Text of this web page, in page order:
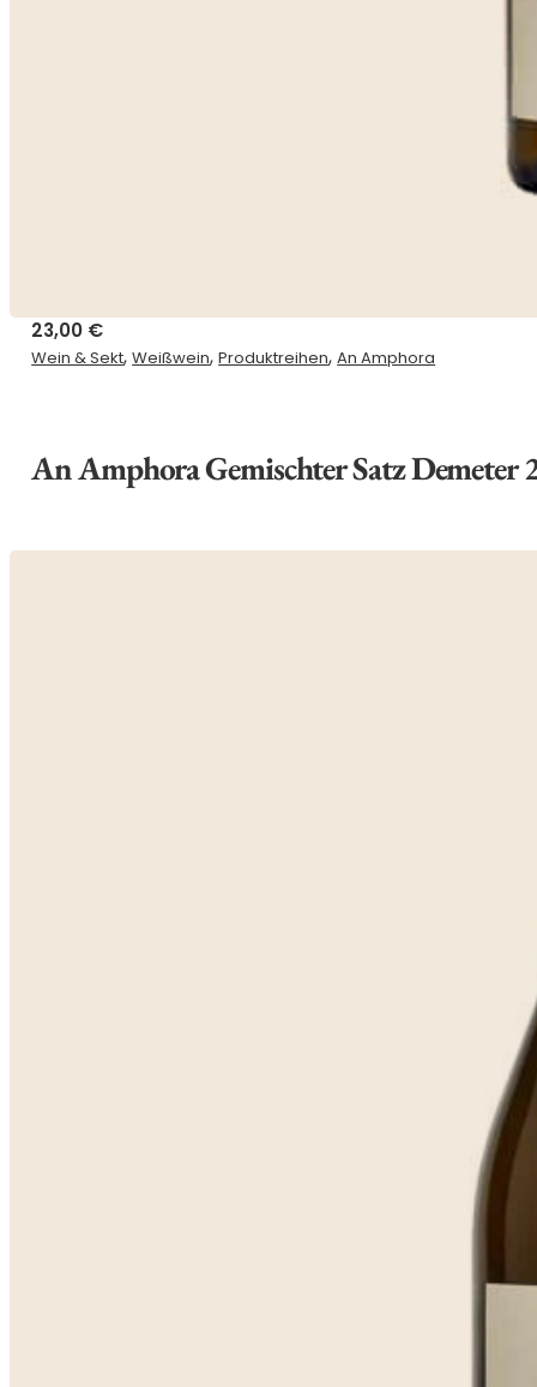
23,00 €
Wein & Sekt,Weißwein,Produktreihen,An Amphora
An Amphora Gemischter Satz Demeter